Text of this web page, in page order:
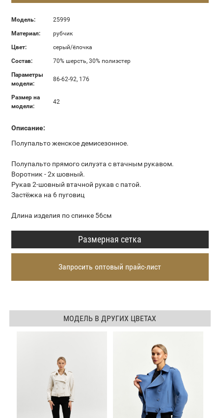
Модель:
25999
Материал:
рубчик
Цвет:
серый/ёлочка
Состав:
70% шерсть, 30% полиэстер
Параметры
модели:
86-62-92, 176
Размер на
модели:
42
Описание:
Полупальто женское демисезонное.
Полупальто прямого силуэта с втачным рукавом.
Воротник - 2х шовный.
Рукав 2-шовный втачной рукав с патой.
Застёжка на 6 пуговиц
Длина изделия по спинке 56см
Размерная сетка
Запросить оптовый прайс-лист
МОДЕЛЬ В ДРУГИХ ЦВЕТАХ